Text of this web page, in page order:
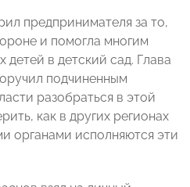
предпринимателя за то,
и помогла многим
в детский сад. Глава
подчиненным
разобраться в этой
как в других регионах
органами исполняются эти